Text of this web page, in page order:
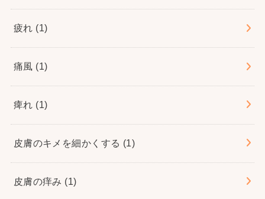
疲れ (1)
痛風 (1)
痺れ (1)
皮膚のキメを細かくする (1)
皮膚の痒み (1)